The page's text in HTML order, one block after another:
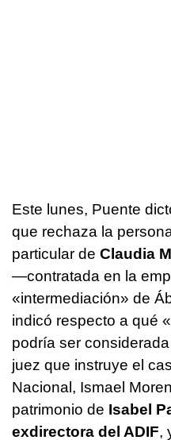
Este lunes, Puente
que rechaza la
particular de Claudia
—contratada en la
«intermediación» de
indicó respecto a qué
podría ser
juez que instruye el
Nacional, Ismael
patrimonio de Isabel
exdirectora del ADIF,